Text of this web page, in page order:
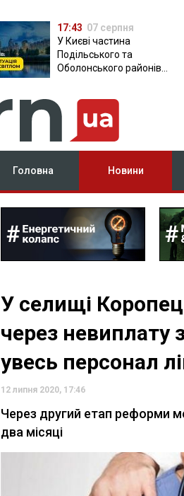
17:43 07 серпня
У Києві частина
Подільського та
Оболонського районів
Головна Новини
У селищі
через невиплату
увесь персонал
12 липня 2020, 17:46
Через другий етап реформи
два місяці